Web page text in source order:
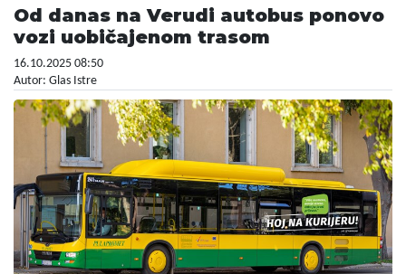
Od danas na Verudi autobus ponovo
vozi uobičajenom trasom
16.10.2025 08:50
Autor: Glas Istre